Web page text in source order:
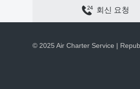
회신 요청
사이트 맵
ACS 웹 사이트
© 2025 Air Charter Service |